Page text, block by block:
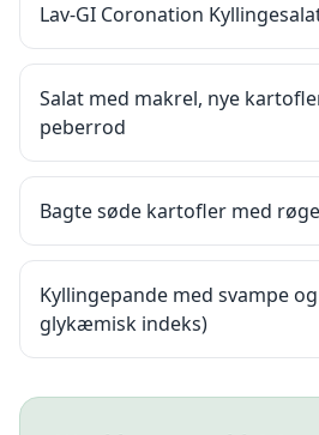
Lav-GI Coronation
Salat med makrel, nye
peberrod
Bagte søde kartofler med
Kyllingepande med svampe
glykæmisk indeks)